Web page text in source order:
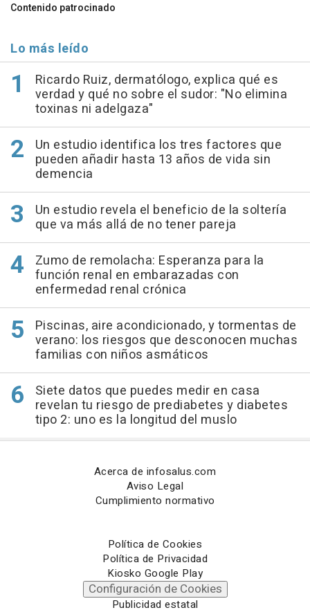
Contenido patrocinado
Lo más leído
Ricardo Ruiz, dermatólogo, explica qué es
verdad y qué no sobre el sudor: "No elimina
toxinas ni adelgaza"
Un estudio identifica los tres factores que
pueden añadir hasta 13 años de vida sin
demencia
Un estudio revela el beneficio de la soltería
que va más allá de no tener pareja
Zumo de remolacha: Esperanza para la
función renal en embarazadas con
enfermedad renal crónica
Piscinas, aire acondicionado, y tormentas de
verano: los riesgos que desconocen muchas
familias con niños asmáticos
Siete datos que puedes medir en casa
revelan tu riesgo de prediabetes y diabetes
tipo 2: uno es la longitud del muslo
Acerca de infosalus.com
Aviso Legal
Cumplimiento normativo
Política de Cookies
Política de Privacidad
Kiosko Google Play
Configuración de Cookies
Publicidad estatal